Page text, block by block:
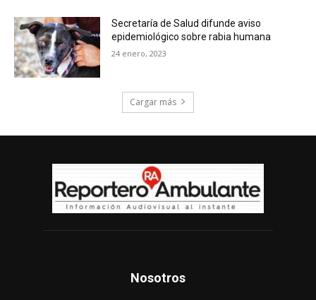
Secretaría de Salud difunde aviso
epidemiológico sobre rabia humana
24 enero, 2023
Cargar más
Nosotros